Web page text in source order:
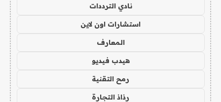
نادي الترددات
استشارات اون لاين
المعارف
هيدب فيديو
رمح التقنية
رذاذ التجارة